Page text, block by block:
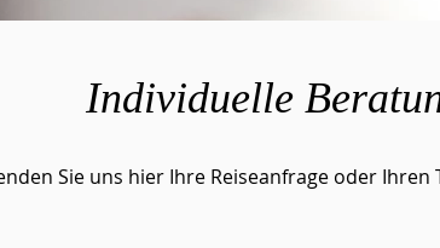
Individuelle
Sie uns hier Ihre Reiseanfrage oder Ihren